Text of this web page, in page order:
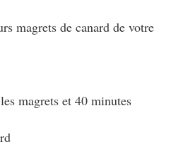
magrets de canard de votre
magrets et 40 minutes